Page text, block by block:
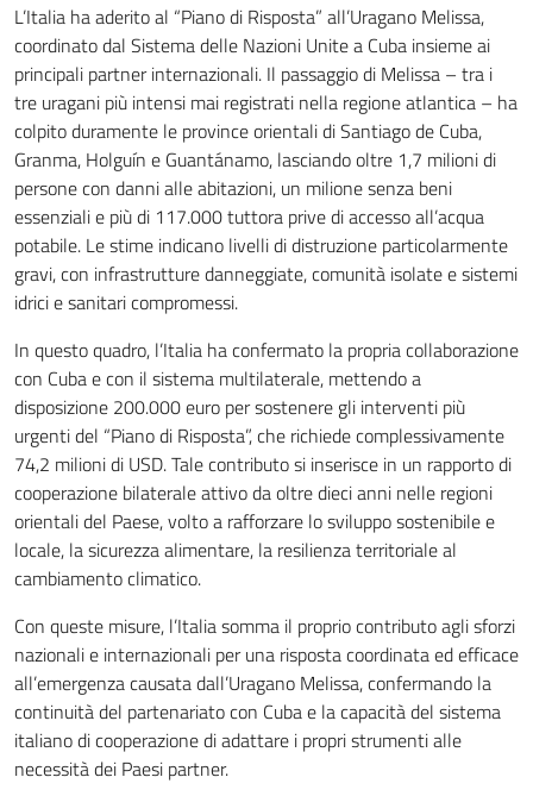
L’Italia ha aderito al “Piano di Risposta” all’Uragano Melissa,
coordinato dal Sistema delle Nazioni Unite a Cuba insieme ai
principali partner internazionali. Il passaggio di Melissa – tra i
tre uragani più intensi mai registrati nella regione atlantica – ha
colpito duramente le province orientali di Santiago de Cuba,
Granma, Holguín e Guantánamo, lasciando oltre 1,7 milioni di
persone con danni alle abitazioni, un milione senza beni
essenziali e più di 117.000 tuttora prive di accesso all’acqua
potabile. Le stime indicano livelli di distruzione particolarmente
gravi, con infrastrutture danneggiate, comunità isolate e sistemi
idrici e sanitari compromessi.
In questo quadro, l’Italia ha confermato la propria collaborazione
con Cuba e con il sistema multilaterale, mettendo a
disposizione 200.000 euro per sostenere gli interventi più
urgenti del “Piano di Risposta”, che richiede complessivamente
74,2 milioni di USD. Tale contributo si inserisce in un rapporto di
cooperazione bilaterale attivo da oltre dieci anni nelle regioni
orientali del Paese, volto a rafforzare lo sviluppo sostenibile e
locale, la sicurezza alimentare, la resilienza territoriale al
cambiamento climatico.
Con queste misure, l’Italia somma il proprio contributo agli sforzi
nazionali e internazionali per una risposta coordinata ed efficace
all’emergenza causata dall’Uragano Melissa, confermando la
continuità del partenariato con Cuba e la capacità del sistema
italiano di cooperazione di adattare i propri strumenti alle
necessità dei Paesi partner.